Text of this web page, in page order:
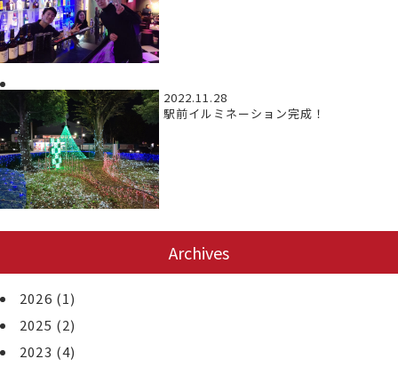
2022.11.28
駅前イルミネーション完成！
Archives
2026 (1)
2025 (2)
2023 (4)